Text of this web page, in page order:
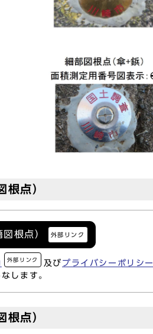
根点）
根点） 外部リンク
外部リンク 及び プライバシーポリシー
します。
根点）